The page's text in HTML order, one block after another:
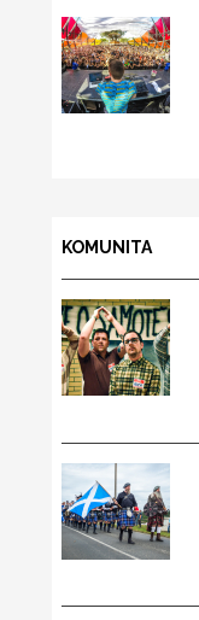
KOMUNITA